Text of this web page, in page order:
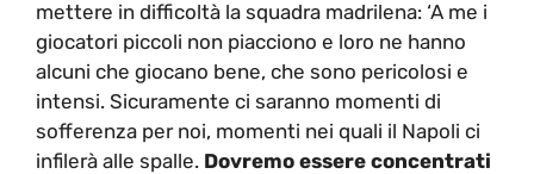
mettere in difficoltà la squadra madrilena: ‘A me i
giocatori piccoli non piacciono e loro ne hanno
alcuni che giocano bene, che sono pericolosi e
intensi. Sicuramente ci saranno momenti di
sofferenza per noi, momenti nei quali il Napoli ci
infilerà alle spalle. Dovremo essere concentrati